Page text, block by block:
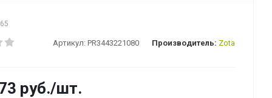
Артикул: PR3443221080 Производитель: Zota
руб./шт.